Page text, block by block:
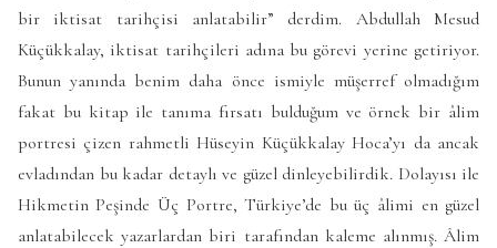
bir iktisat tarihçisi anlatabilir” derdim. Abdullah Mesud
Küçükkalay, iktisat tarihçileri adına bu görevi yerine getiriyor.
Bunun yanında benim daha önce ismiyle müşerref olmadığım
fakat bu kitap ile tanıma fırsatı bulduğum ve örnek bir âlim
portresi çizen rahmetli Hüseyin Küçükkalay Hoca’yı da ancak
evladından bu kadar detaylı ve güzel dinleyebilirdik. Dolayısı ile
Hikmetin Peşinde Üç Portre, Türkiye’de bu üç âlimi en güzel
anlatabilecek yazarlardan biri tarafından kaleme alınmış. Âlim